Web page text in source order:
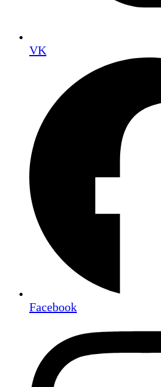
VK
Facebook